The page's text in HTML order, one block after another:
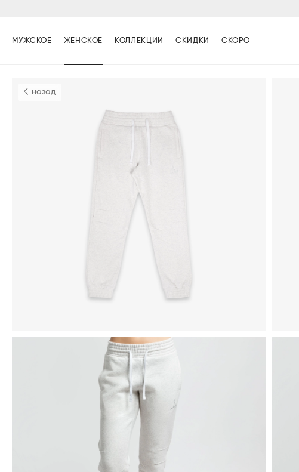
МУЖСКОЕ ЖЕНСКОЕ КОЛЛЕКЦИИ СКИДКИ СКОРО
назад